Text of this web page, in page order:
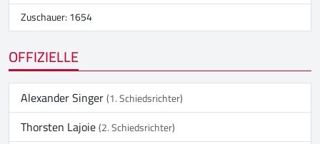
Zuschauer: 1654
OFFIZIELLE
Alexander Singer(1. Schiedsrichter)
Thorsten Lajoie(2. Schiedsrichter)